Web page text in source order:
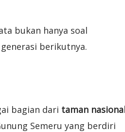
bukan hanya soal
berikutnya.
bagian dari taman
Semeru yang berdiri